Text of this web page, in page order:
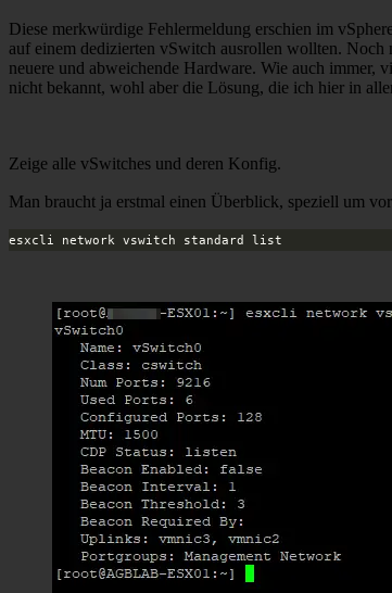
Diese merkwürdige Fehlermeldung erschien im
auf einem dedizierten vSwitch ausrollen wollten.
neuere und abweichende Hardware. Wie auch immer,
nicht bekannt, wohl aber die Lösung, die ich hier in
Zeige alle vSwitches und deren Konfig.
Man braucht ja erstmal einen Überblick, speziell um
esxcli network vswitch standard list